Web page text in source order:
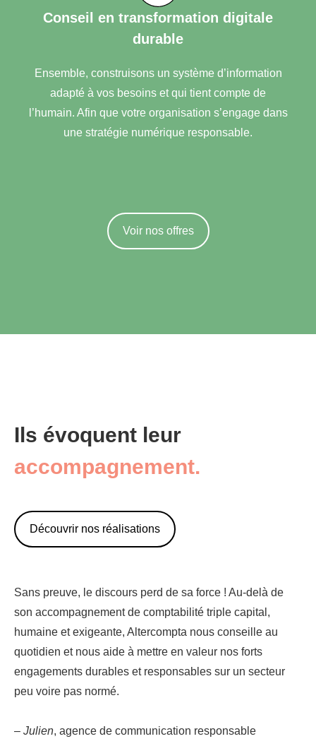
Conseil en transformation digitale
durable
Ensemble, construisons un système d’information
adapté à vos besoins et qui tient compte de
l’humain. Afin que votre organisation s’engage dans
une stratégie numérique responsable.
Voir nos offres
Ils évoquent leur
accompagnement.
Découvrir nos réalisations
Sans preuve, le discours perd de sa force ! Au-delà de
son accompagnement de comptabilité triple capital,
humaine et exigeante, Altercompta nous conseille au
quotidien et nous aide à mettre en valeur nos forts
engagements durables et responsables sur un secteur
peu voire pas normé.
– Julien, agence de communication responsable